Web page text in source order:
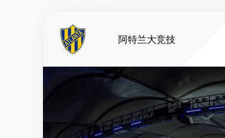
阿特兰大竞技